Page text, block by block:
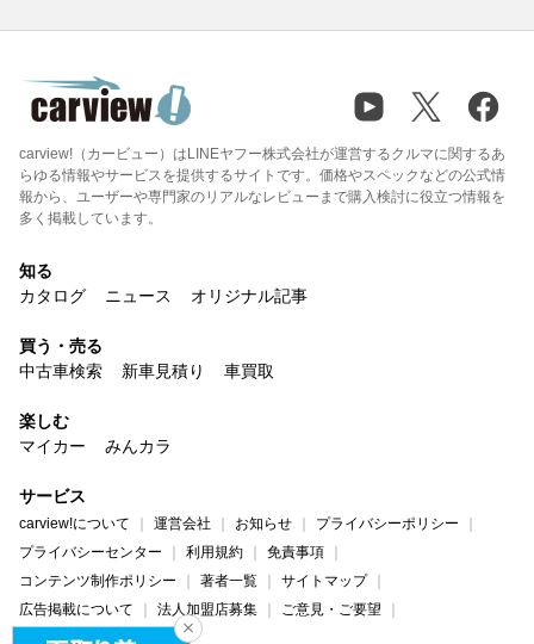
carview!（カービュー）はLINEヤフー株式会社が運営するクルマに関するあ
らゆる情報やサービスを提供するサイトです。価格やスペックなどの公式情
報から、ユーザーや専門家のリアルなレビューまで購入検討に役立つ情報を
多く掲載しています。
知る
カタログ
ニュース オリジナル記事
買う・売る
中古車検索
新車見積り 車買取
楽しむ
マイカー
みんカラ
サービス
carview!について 運営会社 お知らせ
プライバシーポリシー
プライバシーセンター
利用規約
免責事項
コンテンツ制作ポリシー
著者一覧
サイトマップ
広告掲載について
法人加盟店募集
ご意見・ご要望
ヘルプ・お問い合わせ